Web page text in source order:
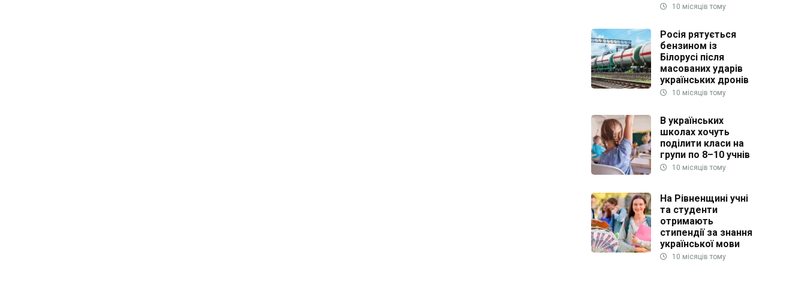
10 місяців тому
Росія рятується
бензином із
Білорусі після
масованих ударів
українських дронів
10 місяців тому
В українських
школах хочуть
поділити класи на
групи по 8–10 учнів
10 місяців тому
На Рівненщині учні
та студенти
отримають
стипендії за знання
української мови
10 місяців тому